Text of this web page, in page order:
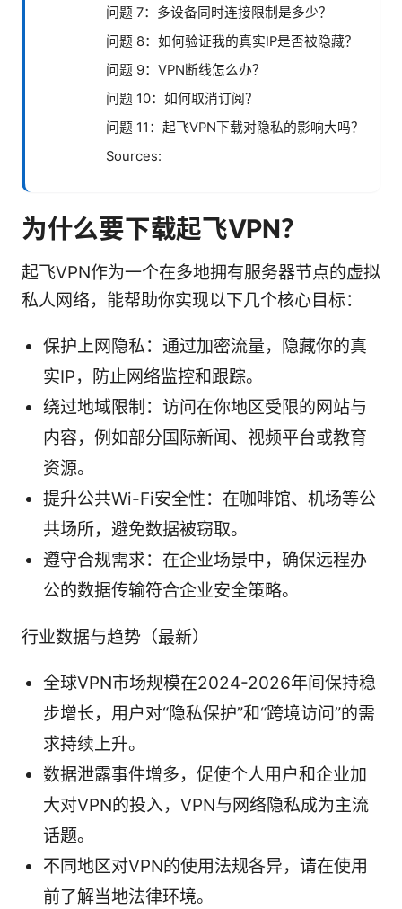
问题 7：多设备同时连接限制是多少？
问题 8：如何验证我的真实IP是否被隐藏？
问题 9：VPN断线怎么办？
问题 10：如何取消订阅？
问题 11：起飞VPN下载对隐私的影响大吗？
Sources:
为什么要下载起飞VPN？
起飞VPN作为一个在多地拥有服务器节点的虚拟
私人网络，能帮助你实现以下几个核心目标：
保护上网隐私：通过加密流量，隐藏你的真
实IP，防止网络监控和跟踪。
绕过地域限制：访问在你地区受限的网站与
内容，例如部分国际新闻、视频平台或教育
资源。
提升公共Wi-Fi安全性：在咖啡馆、机场等公
共场所，避免数据被窃取。
遵守合规需求：在企业场景中，确保远程办
公的数据传输符合企业安全策略。
行业数据与趋势（最新）
全球VPN市场规模在2024-2026年间保持稳
步增长，用户对“隐私保护”和“跨境访问”的需
求持续上升。
数据泄露事件增多，促使个人用户和企业加
大对VPN的投入，VPN与网络隐私成为主流
话题。
不同地区对VPN的使用法规各异，请在使用
前了解当地法律环境。